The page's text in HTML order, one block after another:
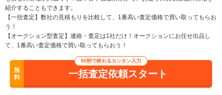
紹介することもできます。
【一括査定】数社の見積もりを比較して、1番高い査定価格で買い取ってもらお
う！
【オークション型査定】連絡・査定は1社だけ！オークションにお任せ出品し
て、1番高い査定価格で買い取ってもらおう！
無
料
90秒で終わるカンタン入力
一括査定依頼スタート